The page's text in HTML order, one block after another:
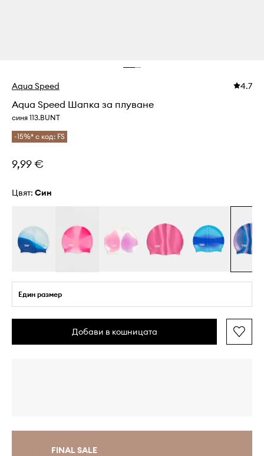
Aqua Speed 4.7
Aqua Speed Шапка за плуване
синя 113.BUNT
-15%* с код: FS
9,99 €
Цвят: син
Един размер
Добави в кошницата
FINAL SALE